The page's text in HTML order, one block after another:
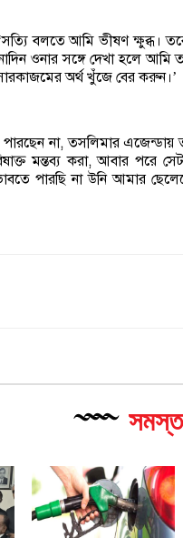
সত্যি বলতে আমি ভীষণ ক্ষুব্ধ।
ওনার সঙ্গে দেখা হলে
অর্থ খুঁজে বের করুন।’
পারছেন না, তসলিমার
মন্তব্য করা, আবার পরে
পারছি না উনি আমার
সমস্ত